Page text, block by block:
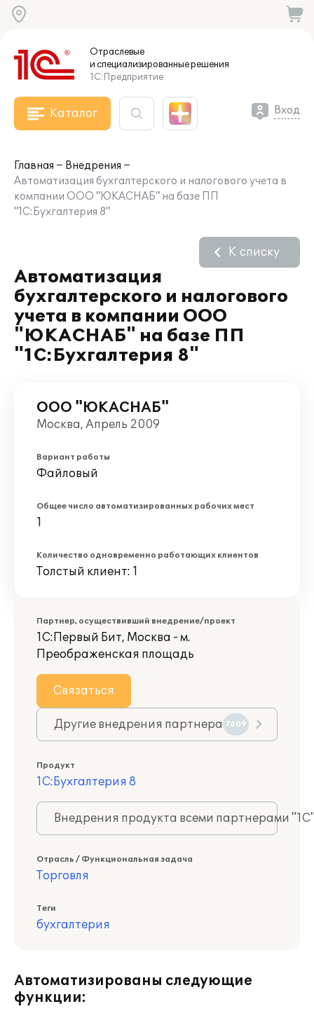
Отраслевые
и специализированныерешения
1С:Предприятие
Каталог Вход
Главная
Внедрения
Автоматизация бухгалтерского и налогового учета в
компании ООО "ЮКАСНАБ" на базе ПП
"1С:Бухгалтерия 8"
Автоматизация
бухгалтерского и налогового
учета в компании ООО
"ЮКАСНАБ" на базе ПП
"1С:Бухгалтерия 8"
К списку
ООО "ЮКАСНАБ"
Москва, Апрель 2009
Вариант работы
Файловый
Общее число автоматизированных рабочих мест
1
Количество одновременно работающих клиентов
Толстый клиент: 1
Партнер, осуществивший внедрение/проект
1С:Первый Бит, Москва - м.
Преображенская площадь
Связаться
Другие внедрения партнера 7609
Продукт
1С:Бухгалтерия 8
Внедрения продукта всеми партнерами
Отрасль / Функциональная задача
Торговля
Теги
бухгалтерия
Автоматизированы следующие
функции: